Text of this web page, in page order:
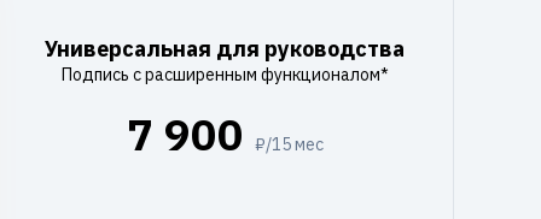
Универсальная для руководства
Подпись с расширенным функционалом*
7 900 ₽/15 мес